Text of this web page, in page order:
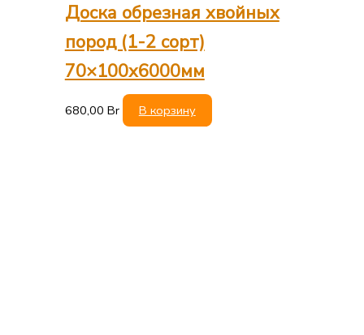
Доска обрезная хвойных
пород (1-2 сорт)
70×100х6000мм
680,00 Br В корзину